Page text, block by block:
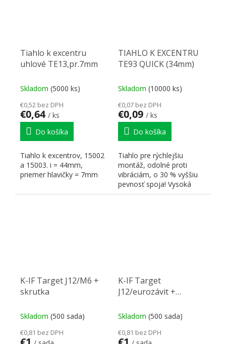
Tiahlo k excentru
uhlové TE13,pr.7mm
Skladom (5000 ks)
€0,52 bez DPH
€0,64 / ks
Do košíka
Tiahlo k excentrov, 15002
a 15003. i = 44mm,
priemer hlavičky = 7mm
TIAHLO K EXCENTRU
TE93 QUICK (34mm)
Skladom (10000 ks)
€0,07 bez DPH
€0,09 / ks
Do košíka
Tiahlo pre rýchlejšiu
montáž, odolné proti
vibráciám, o 30 % vyššiu
pevnosť spoja! Vysoká
tolerancia umiestnenia...
K-IF Target J12/M6 +
skrutka
Skladom (500 sada)
€0,81 bez DPH
K-IF Target
J12/eurozávit +
Skladom (500 sada)
€0,81 bez DPH